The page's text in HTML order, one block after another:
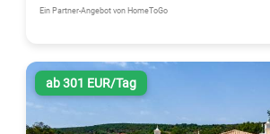
Ein Partner-Angebot von HomeToGo
ab 301 EUR/Tag